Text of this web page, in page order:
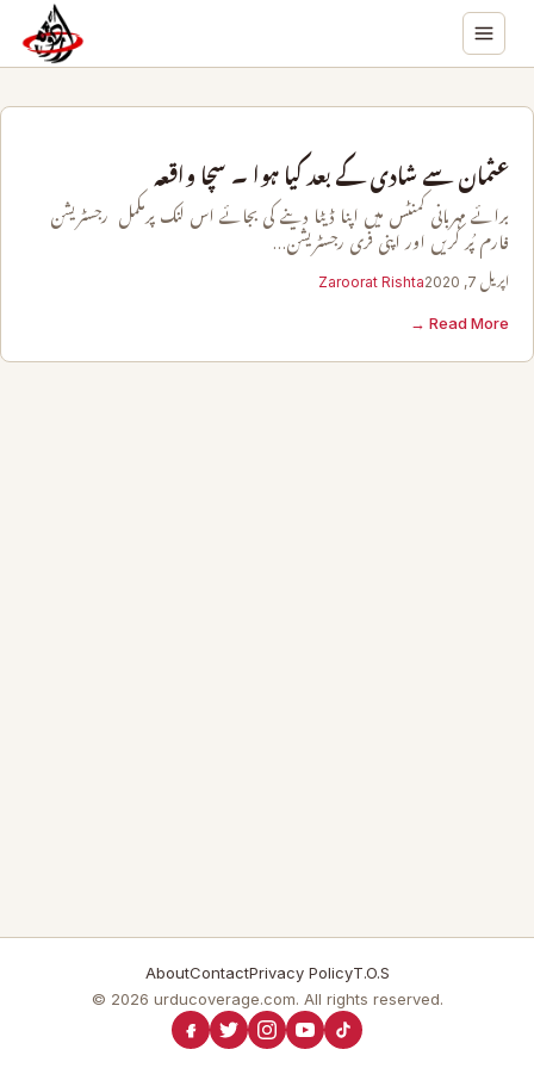
عثمان سے شادی کے بعد کیا ہوا ۔ سچا واقعہ
برائے مہربانی کمنٹس میں اپنا ڈیٹا دینے کی بجائے اس لنک پرمکمل رجسٹریشن
فارم پُر کریں اور اپنی فری رجسٹریشن…
اپریل 7, 2020 Zaroorat Rishta
Read More →
AboutContactPrivacy PolicyT.O.S
© 2026 urducoverage.com. All rights reserved.